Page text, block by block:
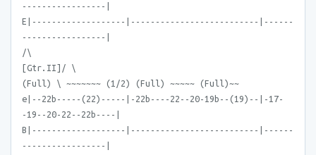
-----------------|
E|-------------------|--------------------------|------
-----------------|
/\
[Gtr.II]/ \
(Full) \ ~~~~~~~ (1/2) (Full) ~~~~~ (Full)~~
e|--22b-----(22)-----|-22b----22--20-19b--(19)--|-17-
-19--20-22--22b----|
B|-------------------|--------------------------|------
-----------------|